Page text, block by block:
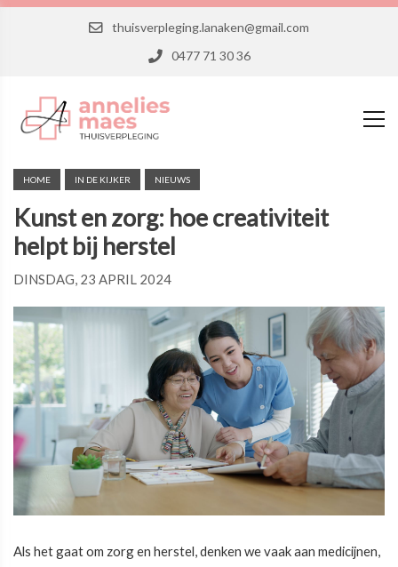
thuisverpleging.lanaken@gmail.com
0477 71 30 36
HOME IN DE KIJKER NIEUWS
Kunst en zorg: hoe creativiteit
helpt bij herstel
DINSDAG, 23 APRIL 2024
Als het gaat om zorg en herstel, denken we vaak aan medicijnen,